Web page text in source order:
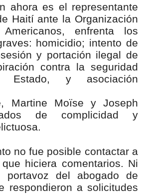
ahora es el representante
Haití ante la Organización
enfrenta los
homicidio; intento de
y portación ilegal de
contra la seguridad
Estado, y asociación
Martine Moïse y Joseph
de complicidad y
no fue posible contactar a
hiciera comentarios. Ni
del abogado de
respondieron a solicitudes